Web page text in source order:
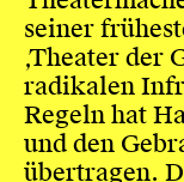
seiner
‚Theater der
radikalen
Regeln hat
und den
übertragen.